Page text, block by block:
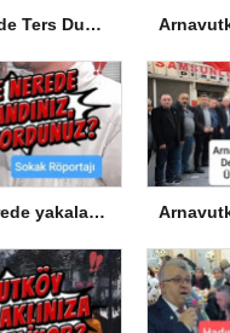
Arnavutköy’de Ters Dubleks Tamam, Sıra Çatı Katta
Depreme nerede yakalandınız, ne yapıyordunuz?